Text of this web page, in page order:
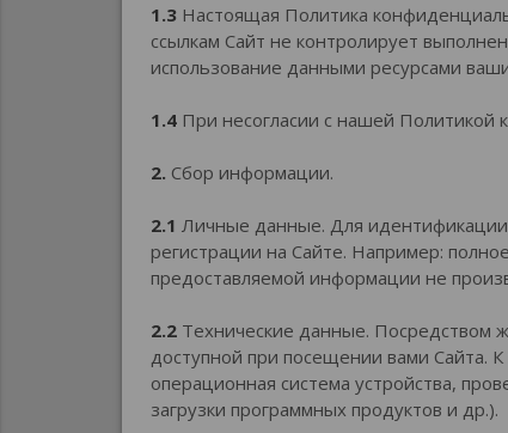
1.3 Настоящая Политика
ссылкам Сайт не контролирует
использование данными ресурсами
1.4 При несогласии с нашей Политикой
2. Сбор информации.
2.1 Личные данные. Для
регистрации на Сайте. Например:
предоставляемой информации не
2.2 Технические данные. Посредством
доступной при посещении вами Сайта.
операционная система устройства,
загрузки программных продуктов и др.).